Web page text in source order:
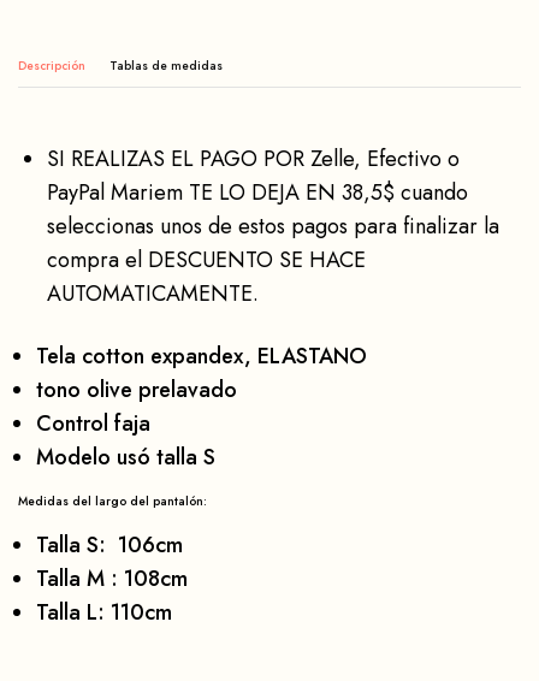
Descripción
SI REALIZAS EL PAGO POR Zelle, Efectivo o
PayPal Mariem TE LO DEJA EN 38,5$ cuando
seleccionas unos de estos pagos para finalizar la
compra el DESCUENTO SE HACE
AUTOMATICAMENTE.
Tela cotton expandex, ELASTANO
tono olive prelavado
Control faja
Modelo usó talla S
Medidas del largo del pantalón:
Talla S: 106cm
Talla M : 108cm
Talla L: 110cm